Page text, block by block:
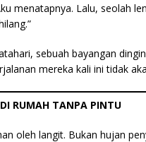
menatapnya. Lalu, seolah
sebuah bayangan
mereka kali ini tidak
RUMAH TANPA PINTU
oleh langit. Bukan hujan